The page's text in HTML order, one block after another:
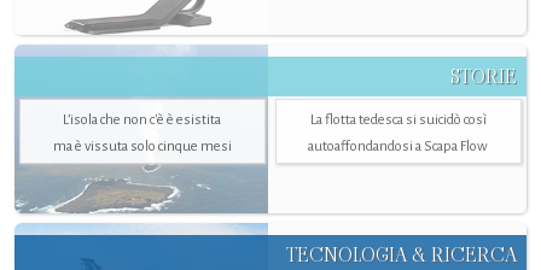
STORIE
L’isola che non c'è è esistita
ma è vissuta solo cinque mesi
La flotta tedesca si suicidò così
autoaffondandosi a Scapa Flow
TECNOLOGIA & RICERCA